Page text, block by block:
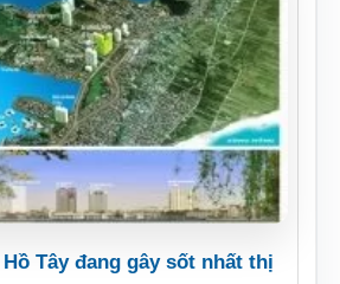
Tây đang gây sốt nhất thị